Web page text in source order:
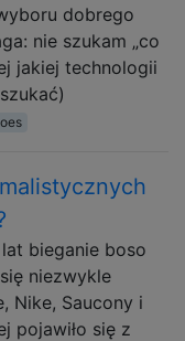
dobrego
nie szukam „co
jakiej technologii
bieganie boso
niezwykle
Nike, Saucony i
pojawiło się z